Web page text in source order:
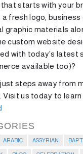
starts with your
fresh logo, business
graphic materials
custom website
with today's latest
available too)?
steps away from
Visit us today to
ARABIC ASSYRIAN